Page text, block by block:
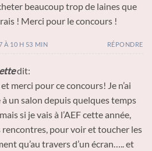
beaucoup trop de laines que
! Merci pour le concours !
À 10 H 53 MIN RÉPONDRE
dit:
merci pour ce concours! Je n’ai
un salon depuis quelques temps
si je vais à l’AEF cette année,
rencontres, pour voir et toucher les
qu’au travers d’un écran….. et